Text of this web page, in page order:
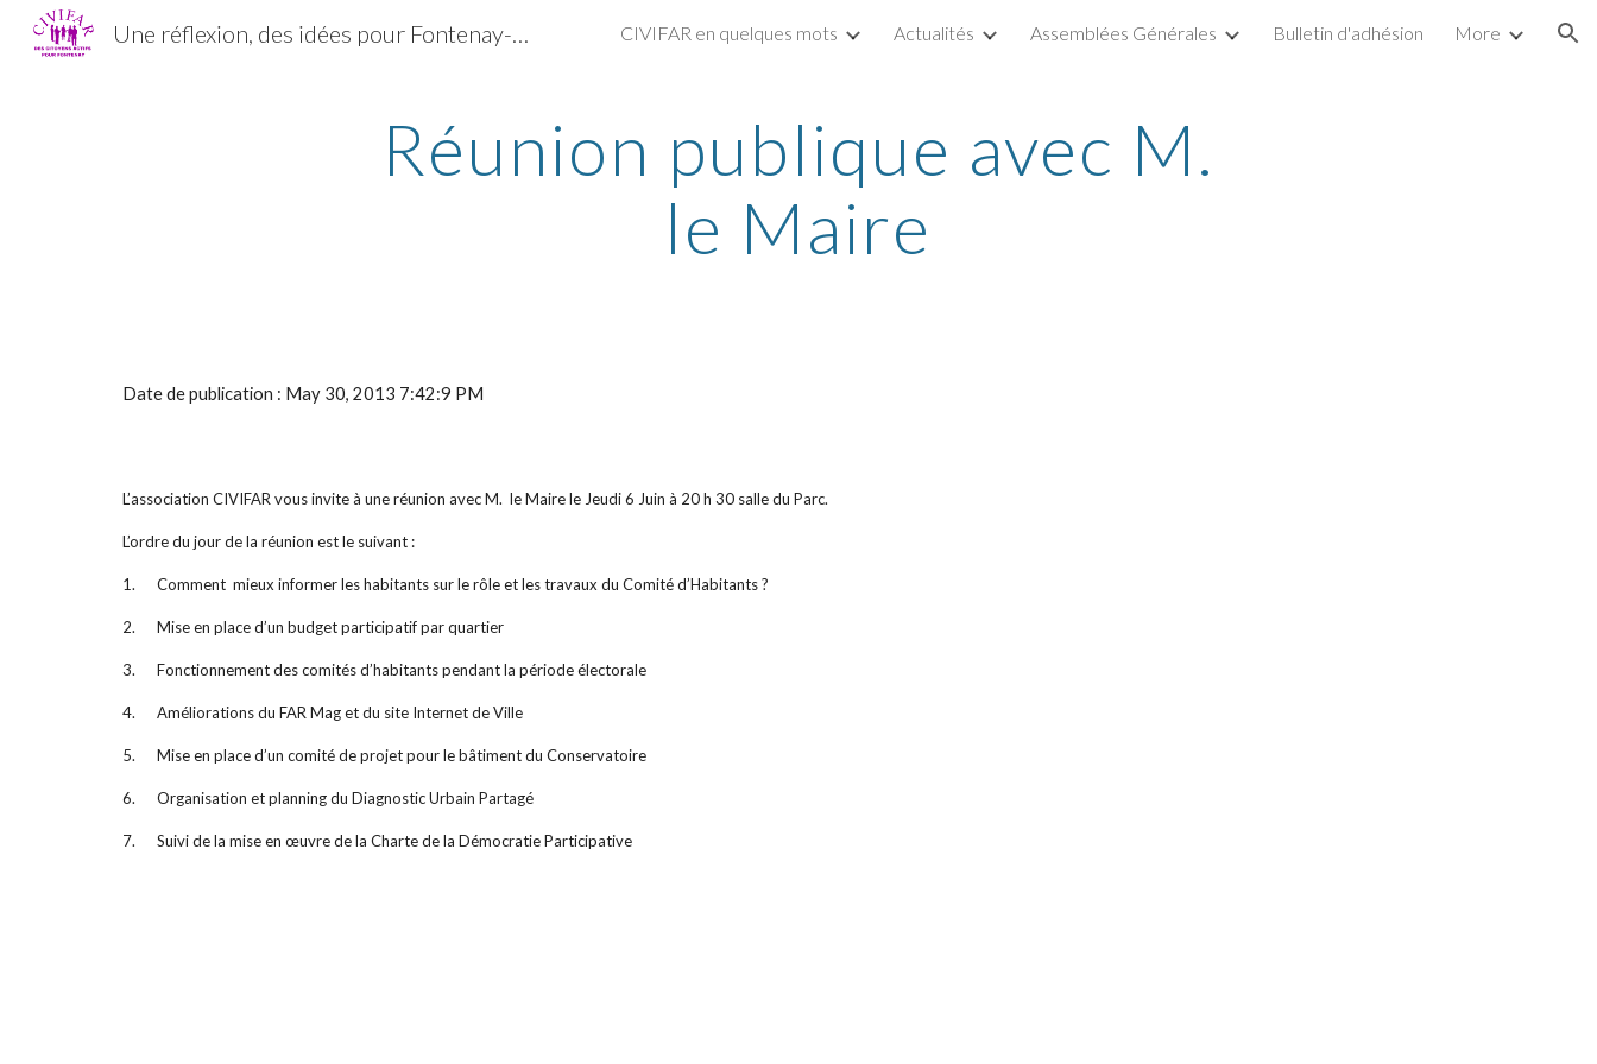
Skip to main content Skip to navigation
Une réflexion, des idées pour Fontenay-aux-Roses CIVIFAR en quelques mots Actualités Assemblées Générales Bulletin d'adhésion More
Réunion publique avec M.
le Maire
Date de publication : May 30, 2013 7:42:9 PM
L’association CIVIFAR vous invite à une réunion avec M. le Maire le Jeudi 6 Juin à 20 h 30 salle du Parc.
L’ordre du jour de la réunion est le suivant :
1. Comment mieux informer les habitants sur le rôle et les travaux du Comité d’Habitants ?
2. Mise en place d’un budget participatif par quartier
3. Fonctionnement des comités d’habitants pendant la période électorale
4. Améliorations du FAR Mag et du site Internet de Ville
5. Mise en place d’un comité de projet pour le bâtiment du Conservatoire
6. Organisation et planning du Diagnostic Urbain Partagé
7. Suivi de la mise en œuvre de la Charte de la Démocratie Participative